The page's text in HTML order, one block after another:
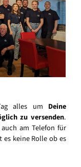
alles um Deine
zu versenden.
am Telefon für
keine Rolle ob es